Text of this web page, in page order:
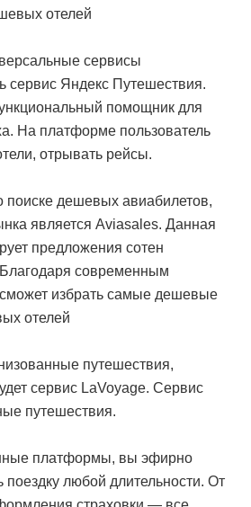
отелей
сервисы
сервис Яндекс Путешествия.
помощник для
На платформе пользователь
отрывать рейсы.
поиске дешевых авиабилетов,
является Aviasales. Данная
предложения сотен
современным
избрать самые дешевые
отелей
путешествия,
сервис LaVoyage. Сервис
путешествия.
платформы, вы эфирно
поездку любой длительности. От